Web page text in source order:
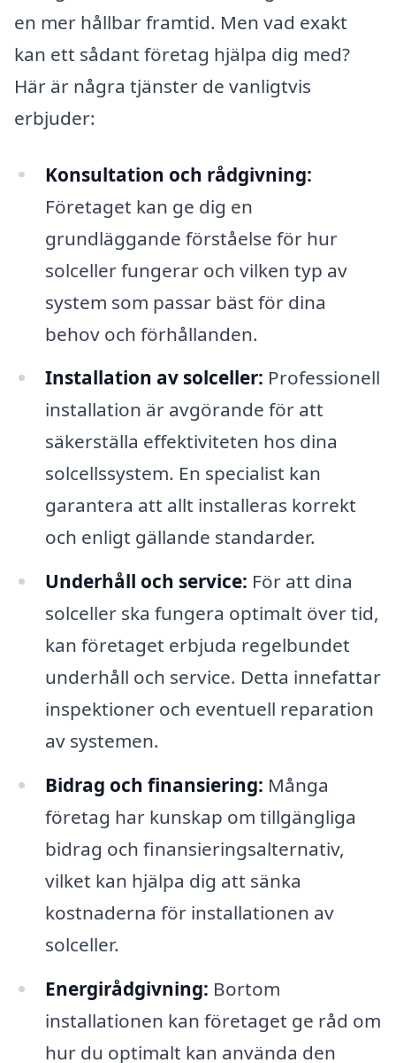
en mer hållbar framtid. Men vad exakt
kan ett sådant företag hjälpa dig med?
Här är några tjänster de vanligtvis
erbjuder:
Konsultation och rådgivning:
Företaget kan ge dig en
grundläggande förståelse för hur
solceller fungerar och vilken typ av
system som passar bäst för dina
behov och förhållanden.
Installation av solceller: Professionell
installation är avgörande för att
säkerställa effektiviteten hos dina
solcellssystem. En specialist kan
garantera att allt installeras korrekt
och enligt gällande standarder.
Underhåll och service: För att dina
solceller ska fungera optimalt över tid,
kan företaget erbjuda regelbundet
underhåll och service. Detta innefattar
inspektioner och eventuell reparation
av systemen.
Bidrag och finansiering: Många
företag har kunskap om tillgängliga
bidrag och finansieringsalternativ,
vilket kan hjälpa dig att sänka
kostnaderna för installationen av
solceller.
Energirådgivning: Bortom
installationen kan företaget ge råd om
hur du optimalt kan använda den